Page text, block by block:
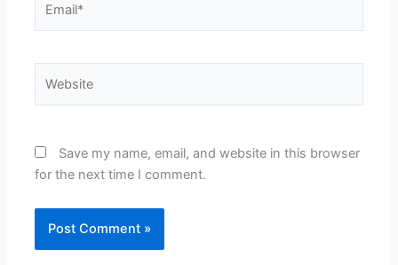
Save my name, email, and website in this browser
for the next time I comment.